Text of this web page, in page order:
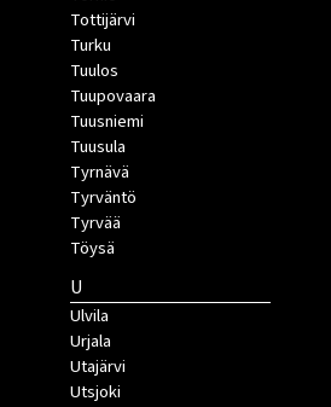
Tottijärvi
Turku
Tuulos
Tuupovaara
Tuusniemi
Tuusula
Tyrnävä
Tyrväntö
Tyrvää
Töysä
U
Ulvila
Urjala
Utajärvi
Utsjoki